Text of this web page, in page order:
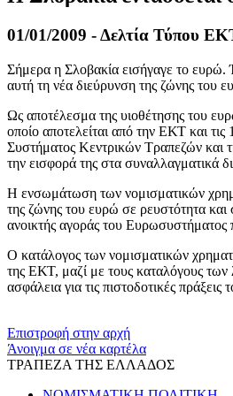
01/01/2009 - Δελτία Τύπου
Σήμερα η Σλοβακία εισήγαγε το ευρώ.
αυτή τη νέα διεύρυνση της ζώνης του
Ως αποτέλεσμα της υιοθέτησης του
οποίο αποτελείται από την ΕΚΤ και
Συστήματος Κεντρικών Τραπεζών και
την εισφορά της στα συναλλαγματικά
Η ενσωμάτωση των νομισματικών
της ζώνης του ευρώ σε ρευστότητα
ανοικτής αγοράς του
Ο κατάλογος των νομισματικών
της ΕΚΤ, μαζί με τους καταλόγους των
ασφάλεια για τις πιστοδοτικές
Επιστροφή στην αρχή
Άνοιγμα σε νέα καρτέλα
ΤΡΑΠΕΖΑ ΤΗΣ ΕΛΛΑΔΟΣ